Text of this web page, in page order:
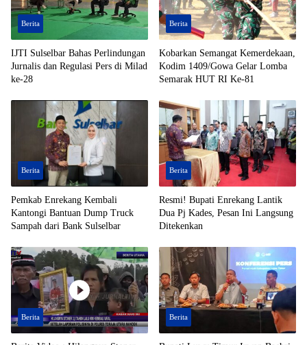
Berita
IJTI Sulselbar Bahas Perlindungan
Jurnalis dan Regulasi Pers di Milad
ke-28
Berita
Kobarkan Semangat Kemerdekaan,
Kodim 1409/Gowa Gelar Lomba
Semarak HUT RI Ke-81
Berita
Pemkab Enrekang Kembali
Kantongi Bantuan Dump Truck
Sampah dari Bank Sulselbar
Berita
Resmi! Bupati Enrekang Lantik
Dua Pj Kades, Pesan Ini Langsung
Ditekenkan
Berita Berita